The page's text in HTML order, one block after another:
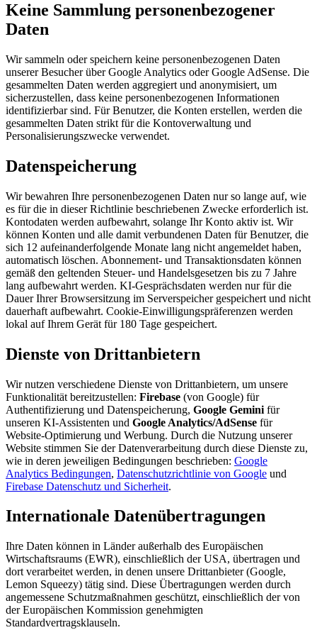
Keine Sammlung personenbezogener
Daten
Wir sammeln oder speichern keine personenbezogenen Daten
unserer Besucher über Google Analytics oder Google AdSense. Die
gesammelten Daten werden aggregiert und anonymisiert, um
sicherzustellen, dass keine personenbezogenen Informationen
identifizierbar sind. Für Benutzer, die Konten erstellen, werden die
gesammelten Daten strikt für die Kontoverwaltung und
Personalisierungszwecke verwendet.
Datenspeicherung
Wir bewahren Ihre personenbezogenen Daten nur so lange auf, wie
es für die in dieser Richtlinie beschriebenen Zwecke erforderlich ist.
Kontodaten werden aufbewahrt, solange Ihr Konto aktiv ist. Wir
können Konten und alle damit verbundenen Daten für Benutzer, die
sich 12 aufeinanderfolgende Monate lang nicht angemeldet haben,
automatisch löschen. Abonnement- und Transaktionsdaten können
gemäß den geltenden Steuer- und Handelsgesetzen bis zu 7 Jahre
lang aufbewahrt werden. KI-Gesprächsdaten werden nur für die
Dauer Ihrer Browsersitzung im Serverspeicher gespeichert und nicht
dauerhaft aufbewahrt. Cookie-Einwilligungspräferenzen werden
lokal auf Ihrem Gerät für 180 Tage gespeichert.
Dienste von Drittanbietern
Wir nutzen verschiedene Dienste von Drittanbietern, um unsere
Funktionalität bereitzustellen: Firebase (von Google) für
Authentifizierung und Datenspeicherung, Google Gemini für
unseren KI-Assistenten und Google Analytics/AdSense für
Website-Optimierung und Werbung. Durch die Nutzung unserer
Website stimmen Sie der Datenverarbeitung durch diese Dienste zu,
wie in deren jeweiligen Bedingungen beschrieben: Google
Analytics Bedingungen, Datenschutzrichtlinie von Google und
Firebase Datenschutz und Sicherheit.
Internationale Datenübertragungen
Ihre Daten können in Länder außerhalb des Europäischen
Wirtschaftsraums (EWR), einschließlich der USA, übertragen und
dort verarbeitet werden, in denen unsere Drittanbieter (Google,
Lemon Squeezy) tätig sind. Diese Übertragungen werden durch
angemessene Schutzmaßnahmen geschützt, einschließlich der von
der Europäischen Kommission genehmigten
Standardvertragsklauseln.